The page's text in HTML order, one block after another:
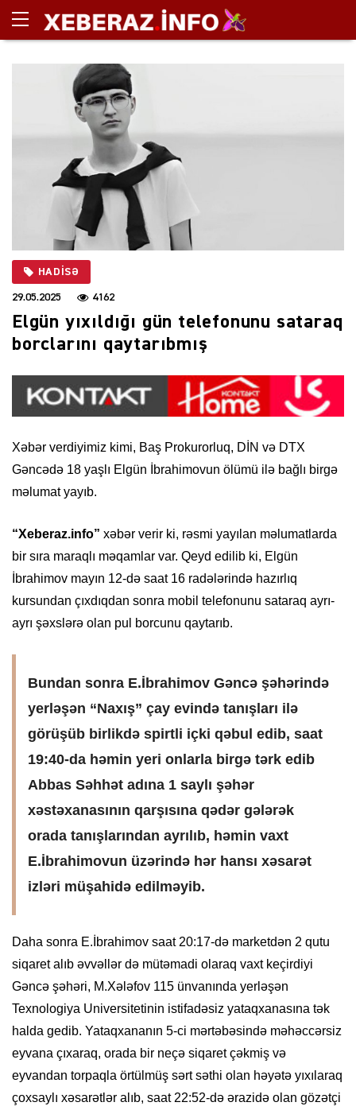
HADISƏ
29.05.2025 4162
Elgün yıxıldığı gün telefonunu sataraq
borclarını qaytarıbmış
Xəbər verdiyimiz kimi, Baş Prokurorluq, DİN və DTX
Gəncədə 18 yaşlı Elgün İbrahimovun ölümü ilə bağlı birgə
məlumat yayıb.
“Xeberaz.info” xəbər verir ki, rəsmi yayılan məlumatlarda
bir sıra maraqlı məqamlar var. Qeyd edilib ki, Elgün
İbrahimov mayın 12-də saat 16 radələrində hazırlıq
kursundan çıxdıqdan sonra mobil telefonunu sataraq ayrı-
ayrı şəxslərə olan pul borcunu qaytarıb.
Bundan sonra E.İbrahimov Gəncə şəhərində
yerləşən “Naxış” çay evində tanışları ilə
görüşüb birlikdə spirtli içki qəbul edib, saat
19:40-da həmin yeri onlarla birgə tərk edib
Abbas Səhhət adına 1 saylı şəhər
xəstəxanasının qarşısına qədər gələrək
orada tanışlarından ayrılıb, həmin vaxt
E.İbrahimovun üzərində hər hansı xəsarət
izləri müşahidə edilməyib.
Daha sonra E.İbrahimov saat 20:17-də marketdən 2 qutu
siqaret alıb əvvəllər də mütəmadi olaraq vaxt keçirdiyi
Gəncə şəhəri, M.Xələfov 115 ünvanında yerləşən
Texnologiya Universitetinin istifadəsiz yataqxanasına tək
halda gedib. Yataqxananın 5-ci mərtəbəsində məhəccərsiz
eyvana çıxaraq, orada bir neçə siqaret çəkmiş və
eyvandan torpaqla örtülmüş sərt səthi olan həyətə yıxılaraq
çoxsaylı xəsarətlər alıb, saat 22:52-də ərazidə olan gözətçi